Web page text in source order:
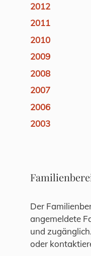
2012
2011
2010
2009
2008
2007
2006
2003
Der
angemeldete
und
oder